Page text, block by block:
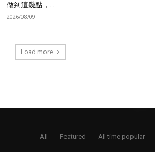
做到這幾點，...
2026/08/09
Load more
All Featured All time popular